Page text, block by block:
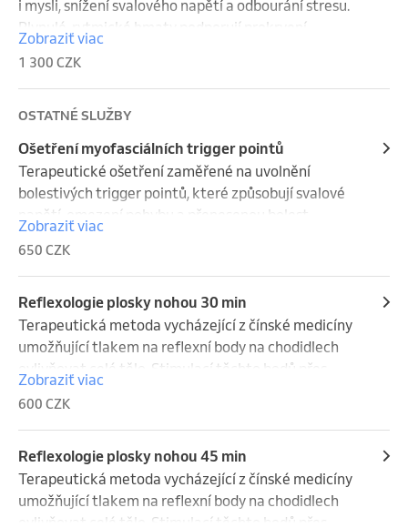
i mysli, snížení svalového napětí a odbourání stresu.
Plynulé, rytmické hmaty podporují prokrvení,
regeneraci svalů a navozují hluboký pocit klidu.
Vhodná při psychickém i fyzickém přetížení, únavě,
stresu nebo jako prevence bolestí pohybového
aparátu a podpora celkové regenerace.
Zobraziť viac
1 300 CZK
OSTATNÉ SLUŽBY
Ošetření myofasciálních trigger pointů
Terapeutické ošetření zaměřené na uvolnění
bolestivých trigger pointů, které způsobují svalové
napětí, omezení pohybu a přenesenou bolest.
Pomocí cíleného tlaku dochází k úlevě od bolesti a
zlepšení hybnosti. Vhodné při bolestech zad, šíje,
ramen i hlavy, při sportovním přetížení nebo
sedavém zaměstnání, a to u akutních i chronických
obtíží pohybového aparátu.
Zobraziť viac
650 CZK
Reflexologie plosky nohou 30 min
Terapeutická metoda vycházející z čínské medicíny
umožňující tlakem na reflexní body na chodidlech
ovlivňovat celé tělo. Stimulací těchto bodů přes
nervová zakončení lze zacílit jak na konkrétní místa
pohybového aparátu a ulevit od bolesti, tak i na
různé orgány a systémy v těle. Jedná se o terapii
využívající reflexních zón v lidském těle k léčbě a
diagnóze tělesných neduhů, vhodnou i pro prevenci.
Reflexní masáž lze provádět samostatně nebo v
kombinaci s jinými druhy námi nabízených masáží.
Zobraziť viac
600 CZK
Reflexologie plosky nohou 45 min
Terapeutická metoda vycházející z čínské medicíny
umožňující tlakem na reflexní body na chodidlech
ovlivňovat celé tělo. Stimulací těchto bodů přes